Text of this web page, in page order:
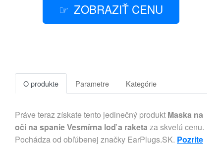
ZOBRAZIŤ CENU
O produkte Parametre Kategórie
Práve teraz získate tento jedinečný produkt Maska na
oči na spanie Vesmírna loď a raketa za skvelú cenu.
Pochádza od obľúbenej značky EarPlugs.SK. Pozrite